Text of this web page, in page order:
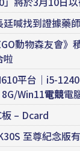
喊找到證據藥
動物森友會》
啦
平台｜i5-
Win11電競電
– Dcard
至尊紀念版